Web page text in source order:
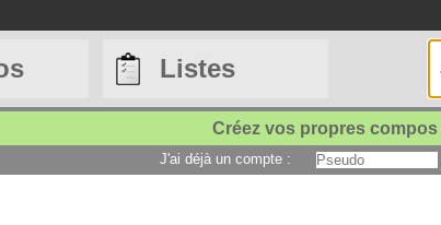
Listes
Créez vos propres compos
J'ai déjà un compte :